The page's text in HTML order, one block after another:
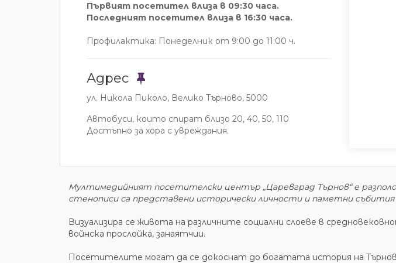
Първият посетител влиза в 09:30 часа.
Последният посетител влиза в 16:30 часа.
Профилактика: Понеделник от 9:00 до 11:00 ч.
Адрес
ул. Никола Пиколо, Велико Търново, 5000
Автобуси, които спират близо 20, 40, 50, 110
Достъпно за хора с увреждания.
Мултимедийният посетителски център „Царевград Търнов“ е
стенописи са представени исторически личности и паметни
Визуализира се живота на различните социални слоеве в
войнска прослойка, занаятчии.
Посетителите могат да се докоснат до богатата история на